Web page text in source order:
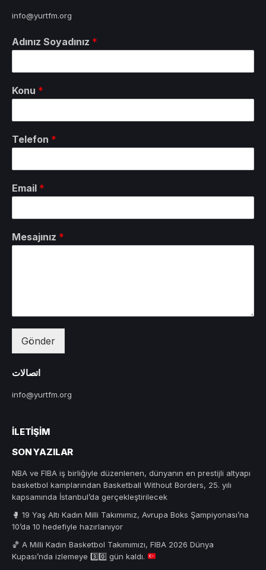
info@yurtfm.org
Adınız Soyadınız *
Konu *
Telefon *
Email *
Mesajınız *
Gönder
اتصالات
info@yurtfm.org
İLETIŞIM
SON YAZILAR
NBA ve FIBA iş birliğiyle düzenlenen, dünyanın en prestijli altyapı
basketbol kamplarından Basketball Without Borders, 25. yılı
kapsamında İstanbul’da gerçekleştirilecek
🥊 19 Yaş Altı Kadın Milli Takımımız, Avrupa Boks Şampiyonası’na
10’da 10 hedefiyle hazırlanıyor
🏀 A Milli Kadın Basketbol Takımımızı, FIBA 2026 Dünya
Kupası’nda izlemeye 3️⃣0️⃣ gün kaldı.